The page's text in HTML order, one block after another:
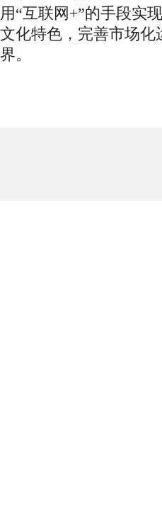
用“互联网+”的手段实
文化特色，完善市场
界。